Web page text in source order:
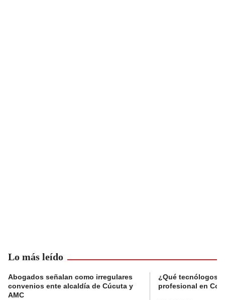
Lo más leído
Abogados señalan como irregulares
convenios ente alcaldía de Cúcuta y
AMC
¿Qué tecnólogos
profesional en